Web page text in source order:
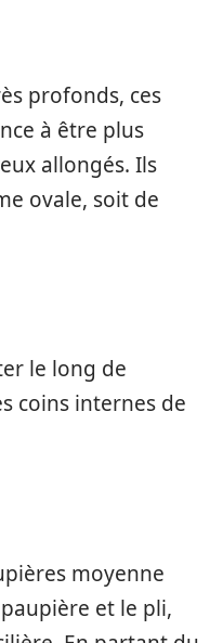
profonds, ces
à être plus
allongés. Ils
ovale, soit de
le long de
coins internes de
moyenne
et le pli,